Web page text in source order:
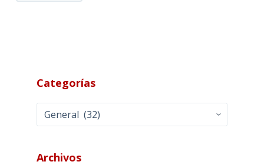
Categorías
Categorías
Archivos